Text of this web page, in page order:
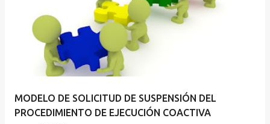
MODELO DE SOLICITUD DE SUSPENSIÓN DEL
PROCEDIMIENTO DE EJECUCIÓN COACTIVA